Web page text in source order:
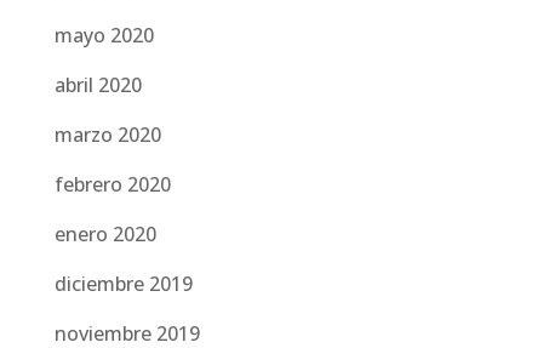
mayo 2020
abril 2020
marzo 2020
febrero 2020
enero 2020
diciembre 2019
noviembre 2019